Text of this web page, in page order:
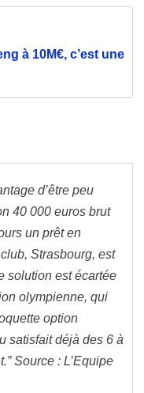
à 10M€, c’est une
d’être peu
40 000 euros brut
un prêt en
Strasbourg, est
solution est écartée
olympienne, qui
option
satisfait déjà des 6 à
Source : L’Equipe